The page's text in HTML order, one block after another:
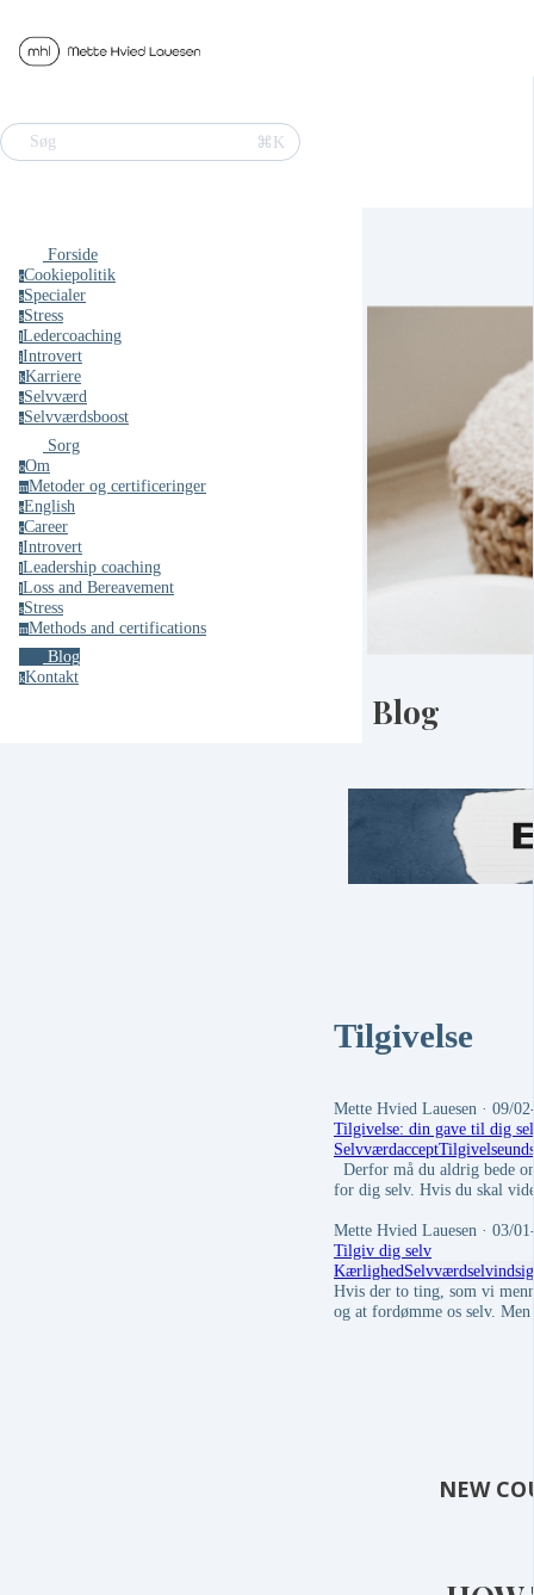
Søg ⌘K
Forside
cCookiepolitik
sSpecialer
sStress
lLedercoaching
iIntrovert
kKarriere
sSelvværd
sSelvværdsboost
Sorg
oOm
mMetoder og certificeringer
eEnglish
cCareer
iIntrovert
lLeadership coaching
lLoss and Bereavement
sStress
mMethods and certifications
Blog
kKontakt
Blog
Tilgivelse
Mette Hvied Lauesen · 09/
Tilgivelse: din gave til dig
SelvværdacceptTilgivelse
Derfor må du aldrig bede
for dig selv. Hvis du skal
Mette Hvied Lauesen · 03/
Tilgiv dig selv
KærlighedSelvværd
Hvis der to ting, som vi
og at fordømme os selv.
NEW